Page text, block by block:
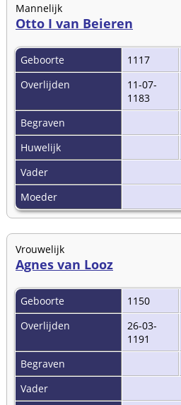
Mannelijk
Otto I van Beieren
Geboorte
1117
Overlijden
11-07-
1183
Begraven
Huwelijk
Vader
Moeder
Vrouwelijk
Agnes van Looz
Geboorte
1150
Overlijden
26-03-
1191
Begraven
Vader